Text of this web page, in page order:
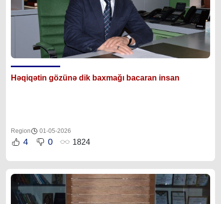
Həqiqətin gözünə dik baxmağı bacaran insan
Region 01-05-2026
4 0 1824